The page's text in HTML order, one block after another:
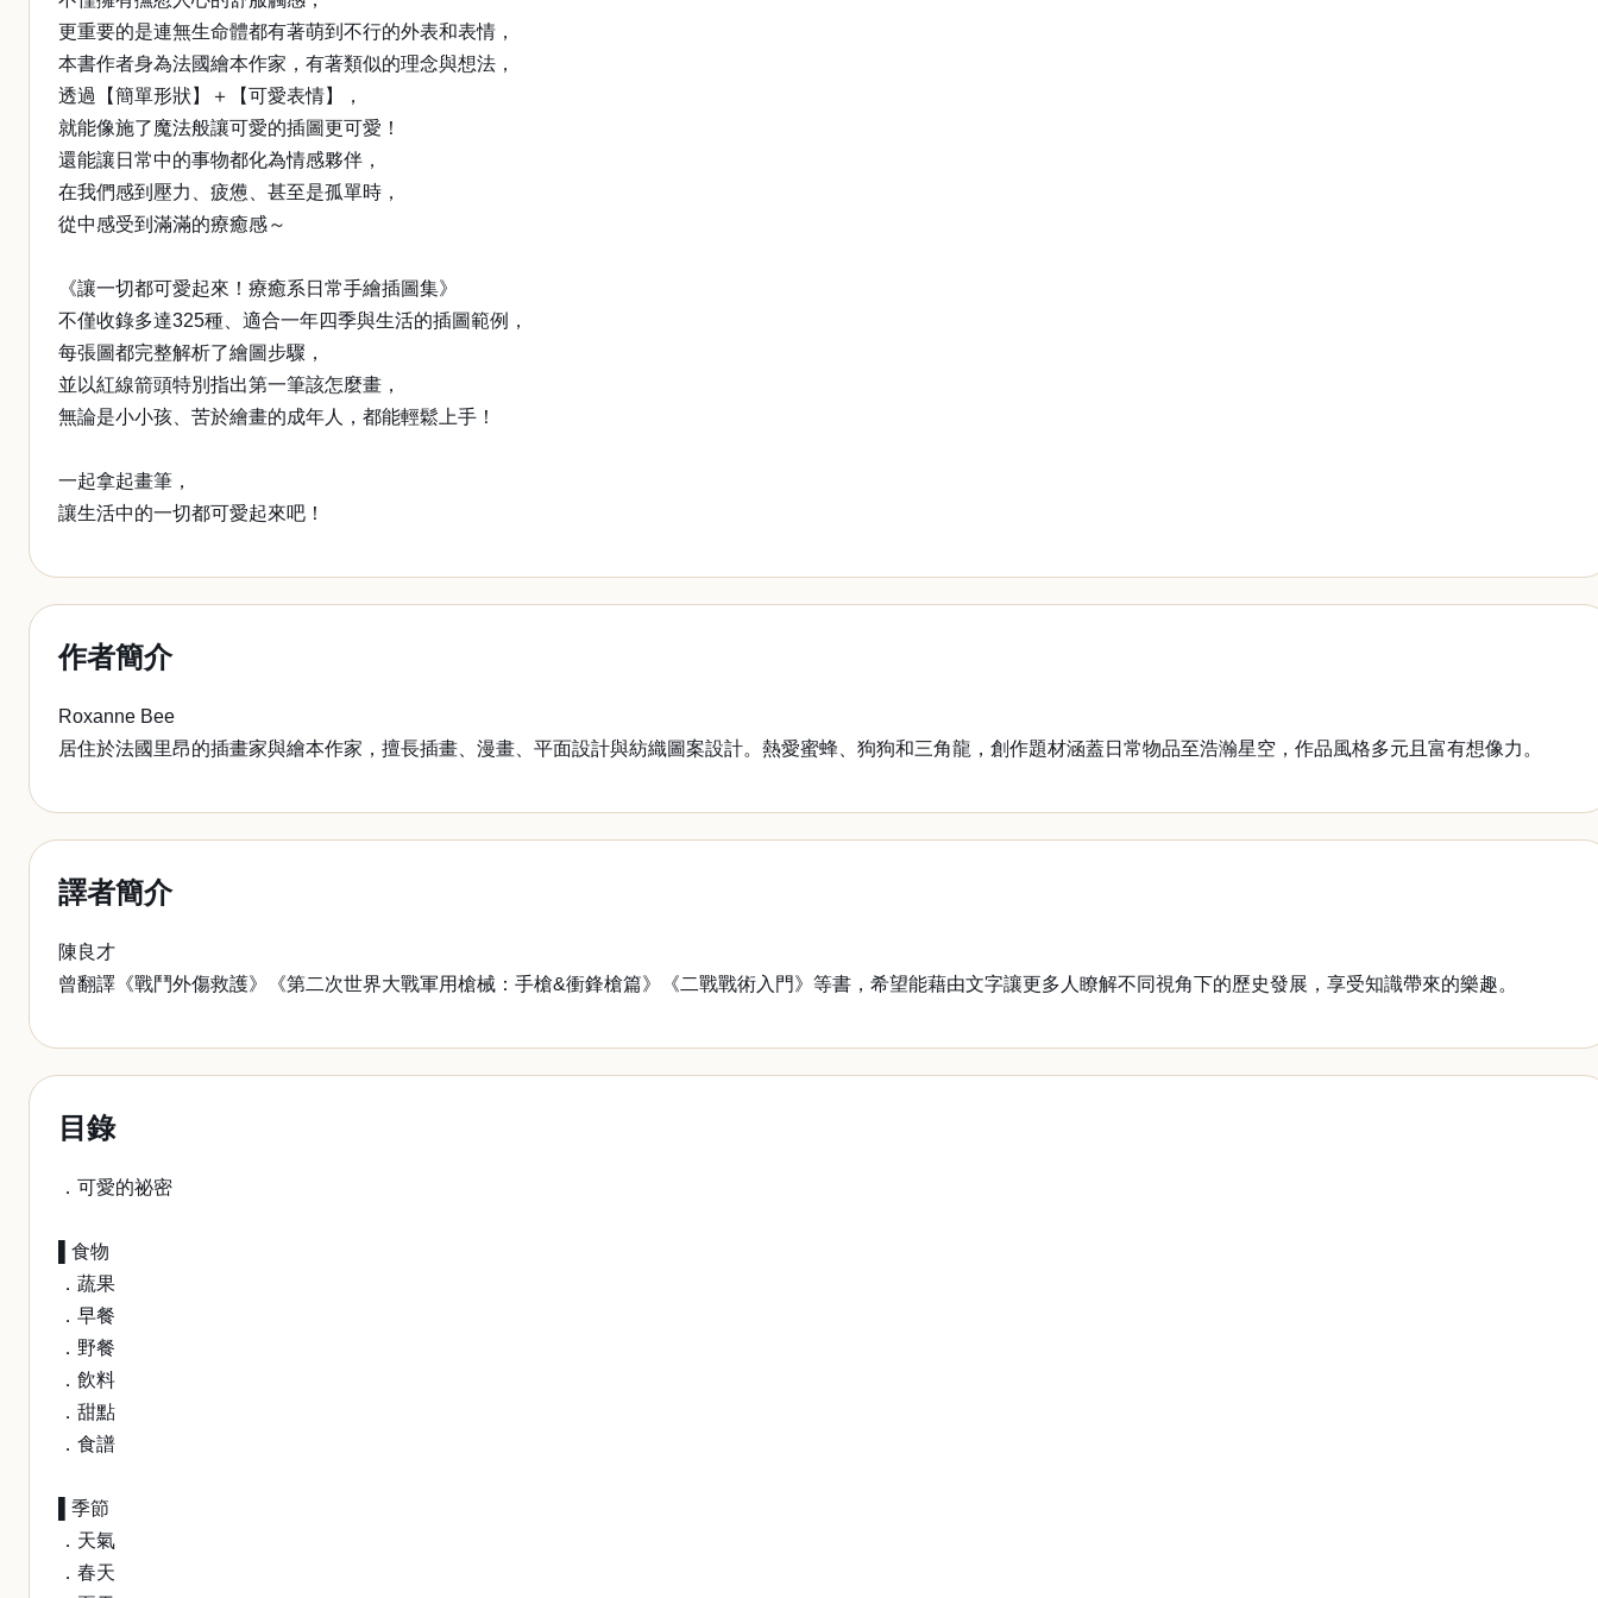
更重要的是連無生命體都有著萌到不行的外表和表情，
本書作者身為法國繪本作家，有著類似的理念與想法，
透過【簡單形狀】＋【可愛表情】，
就能像施了魔法般讓可愛的插圖更可愛！
還能讓日常中的事物都化為情感夥伴，
在我們感到壓力、疲憊、甚至是孤單時，
從中感受到滿滿的療癒感～
《讓一切都可愛起來！療癒系日常手繪插圖集》
不僅收錄多達325種、適合一年四季與生活的插圖範例，
每張圖都完整解析了繪圖步驟，
並以紅線箭頭特別指出第一筆該怎麼畫，
無論是小小孩、苦於繪畫的成年人，都能輕鬆上手！
一起拿起畫筆，
讓生活中的一切都可愛起來吧！
作者簡介
Roxanne Bee
居住於法國里昂的插畫家與繪本作家，擅長插畫、漫畫、平面設計與紡織圖案設計。熱愛蜜蜂、狗狗和三角龍，創作題材涵蓋日常物品至浩瀚星空，作品風格多元且富有想像力。
譯者簡介
陳良才
曾翻譯《戰鬥外傷救護》《第二次世界大戰軍用槍械：手槍&衝鋒槍篇》《二戰戰術入門》等書，希望能藉由文字讓更多人瞭解不同視角下的歷史發展，享受知識帶來的樂趣。
目錄
．可愛的祕密
▌食物
．蔬果
．早餐
．野餐
．飲料
．甜點
．食譜
▌季節
．天氣
．春天